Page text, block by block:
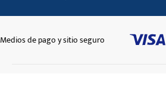
Medios de pago y sitio seguro